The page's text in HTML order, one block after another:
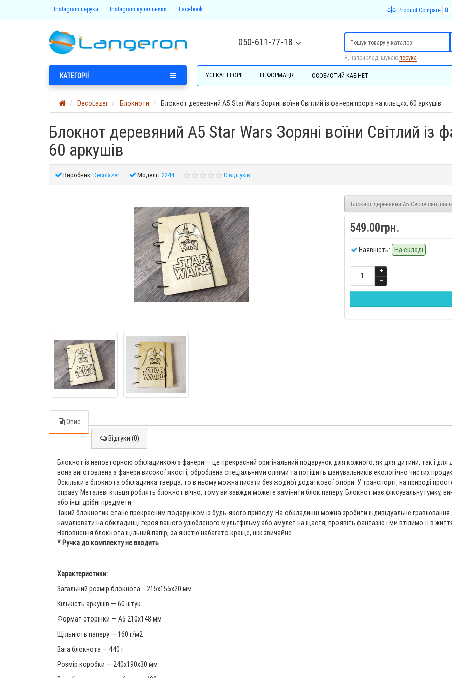
Instagram перуки Instagram купальники Facebook Product Compare 0
050-611-77-18
Я, наприклад, шукаю,перука
КАТЕГОРІЇ УСІ КАТЕГОРІЇ ІІНФОРМАЦІЯ ОСОБИСТИЙ КАБІНЕТ
DecoLazer Блокноти Блокнот деревяний А5 Star Wars Зоряні воїни Світлий із фанери проріз на кільцях, 60 аркушів
Блокнот деревяний А5 Star Wars Зоряні воїни Світлий із
60 аркушів
Виробник:Decolazer Модель:2244 0 відгуків
Блокнот деревяний А5 Серце світлий
549.00грн.
Наявність: На складі
Опис
Відгуки (0)
Блокнот із неповторною обкладинкою з фанери — це прекрасний оригінальний подарунок для кожного, як для дитини, так і для
вона виготовлена з фанери високої якості, оброблена спеціальними оліями та потішить шанувальників екологічно чистих
Оскільки в блокнота обкладинка тверда, то в ньому можна писати без жодної додаткової опори. У транспорті, на природі
справу. Металеві кільця роблять блокнот вічно, тому ви завжди можете замінити блок паперу. Блокнот має фіксувальну гумку,
або інші дрібні предмети.
Такий блокнотик стане прекрасним подарунком із будь-якого приводу. На обкладинці можна зробити індивідуальне
намалювати на обкладинці героя вашого улюбленого мультфільму або амулет на щастя, проявіть фантазію і ми втілимо її в
Наповнення блокнота щільний папір, за якістю набагато краще, ніж звичайне.
* Ручка до комплекту не входить
Характеристики:
Загальний розмір блокнота - 215x155x20 мм
Кількість аркушів — 60 штук
Формат сторінки — А5 210х148 мм
Щільність паперу — 160 г/м2
Вага блокнота — 440 г
Розмір коробки — 240х190х30 мм